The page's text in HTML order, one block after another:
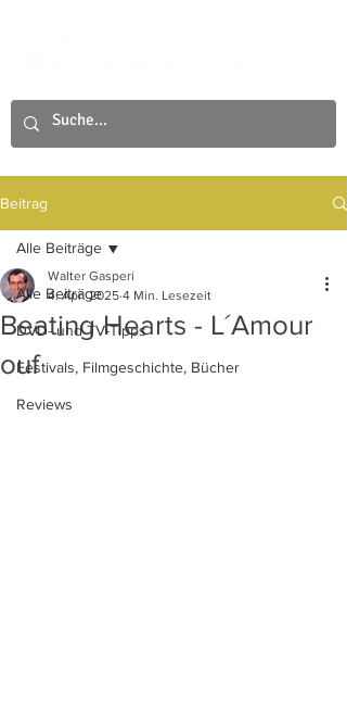
Beitrag
Alle Beiträge
DVD- und TV-Tipps
Festivals, Filmgeschichte, Bücher
Reviews
Alle Beiträge
Beating Hearts - L´Amour
ouf
Walter Gasperi
4. Apr. 2025 4 Min. Lesezeit